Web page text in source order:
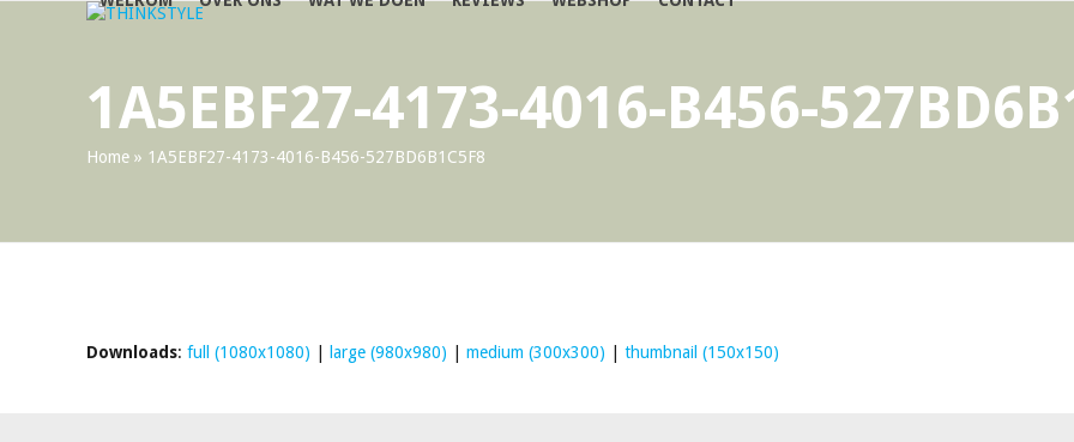
1A5EBF27-4173-4016-B456-
Home » 1A5EBF27-4173-4016-B456-527BD6B1C5F8
Downloads: full (1080x1080) large (980x980) medium (300x300) thumbnail (150x150)